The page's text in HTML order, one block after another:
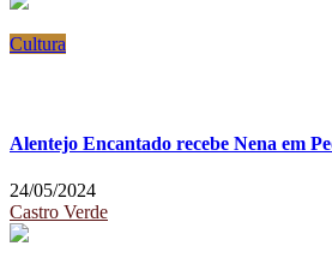
Cultura
Alentejo Encantado recebe Nena em
24/05/2024
Castro Verde